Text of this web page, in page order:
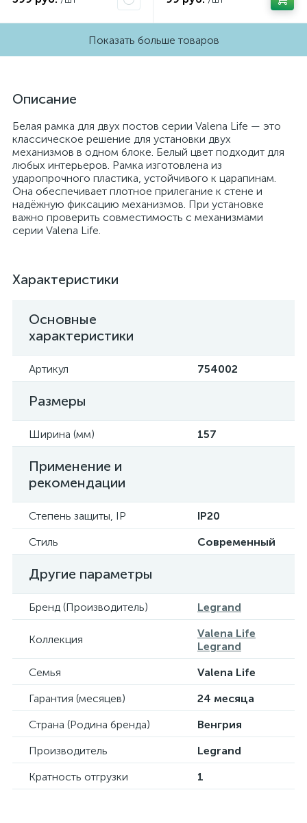
Показать больше товаров
Описание
Белая рамка для двух постов серии Valena Life — это
классическое решение для установки двух
механизмов в одном блоке. Белый цвет подходит для
любых интерьеров. Рамка изготовлена из
ударопрочного пластика, устойчивого к царапинам.
Она обеспечивает плотное прилегание к стене и
надёжную фиксацию механизмов. При установке
важно проверить совместимость с механизмами
серии Valena Life.
Характеристики
Основные
характеристики
Артикул 754002
Размеры
Ширина (мм) 157
Применение и
рекомендации
Степень защиты, IP
IP20
Стиль
Современный
Другие параметры
Бренд (Производитель) Legrand
Коллекция
Valena Life
Legrand
Семья
Valena Life
Гарантия (месяцев)
24 месяца
Страна (Родина бренда)
Венгрия
Производитель
Legrand
Кратность отгрузки
1